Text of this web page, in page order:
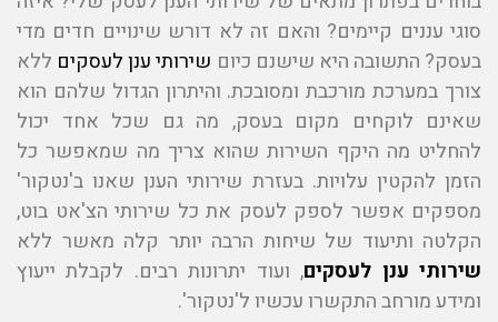
סוגי עננים קיימים? והאם זה לא דורש שינויים חדים מדי
בעסק? התשובה היא שישנם כיום שירותי ענן לעסקים ללא
צורך במערכת מורכבת ומסובכת. והיתרון הגדול שלהם הוא
שאינם לוקחים מקום בעסק, מה גם שכל אחד יכול
להחליט מה היקף השירות שהוא צריך מה שמאפשר כל
הזמן להקטין עלויות. בעזרת שירותי הענן שאנו ב'נטקור'
מספקים אפשר לספק לעסק את כל שירותי הצ'אט בוט,
הקלטה ותיעוד של שיחות הרבה יותר קלה מאשר ללא
שירותי ענן לעסקים, ועוד יתרונות רבים. לקבלת ייעוץ
ומידע מורחב התקשרו עכשיו ל'נטקור'.